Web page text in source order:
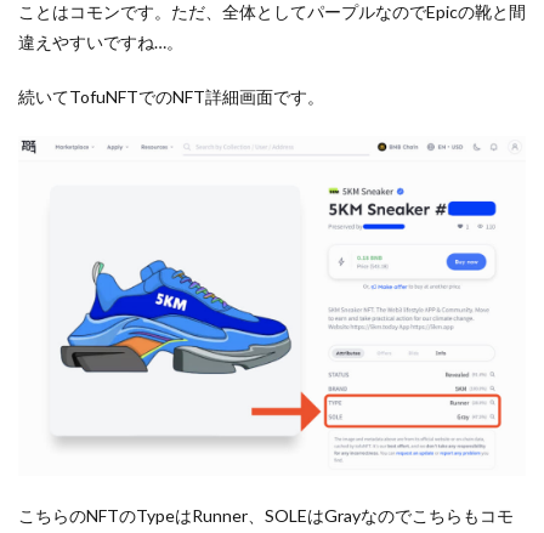
ことはコモンです。ただ、全体としてパープルなのでEpicの靴と間
違えやすいですね…。
続いてTofuNFTでのNFT詳細画面です。
こちらのNFTのTypeはRunner、SOLEはGrayなのでこちらもコモ